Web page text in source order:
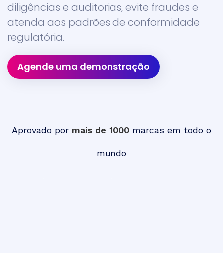
diligências e auditorias, evite fraudes e
atenda aos padrões de conformidade
regulatória.
Agende uma demonstração
Aprovado por mais de 1000 marcas em todo o
mundo